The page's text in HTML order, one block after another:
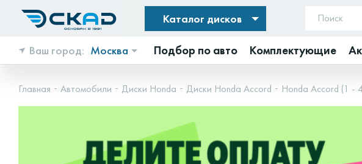
Каталог дисков
Ваш город: Москва Подбор по авто Комплектующие
Главная Автомобили Диски Honda Диски Honda Accord Honda Accord (1 -